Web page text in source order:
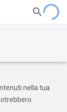
nella tua